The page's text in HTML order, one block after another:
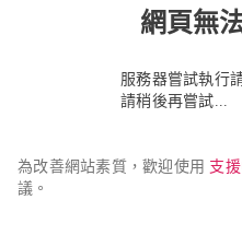
網頁無
服務器嘗試執行
請稍後再嘗試...
為改善網站素質，歡迎使用 支
議。